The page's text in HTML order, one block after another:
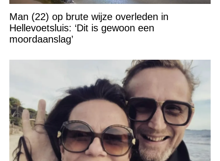
Man (22) op brute wijze overleden in
Hellevoetsluis: ‘Dit is gewoon een
moordaanslag’